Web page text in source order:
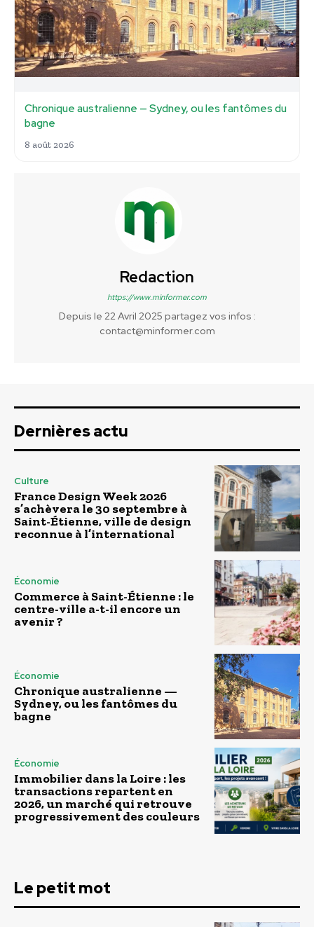
Chronique australienne — Sydney, ou les fantômes du
bagne
8 août 2026
Redaction
https://www.minformer.com
Depuis le 22 Avril 2025 partagez vos infos :
contact@minformer.com
Dernières actu
Culture
France Design Week 2026
s’achèvera le 30 septembre à
Saint-Étienne, ville de design
reconnue à l’international
Économie
Commerce à Saint-Étienne : le
centre-ville a-t-il encore un
avenir ?
Économie
Chronique australienne —
Sydney, ou les fantômes du
bagne
Économie
Immobilier dans la Loire : les
transactions repartent en
2026, un marché qui retrouve
progressivement des couleurs
Le petit mot